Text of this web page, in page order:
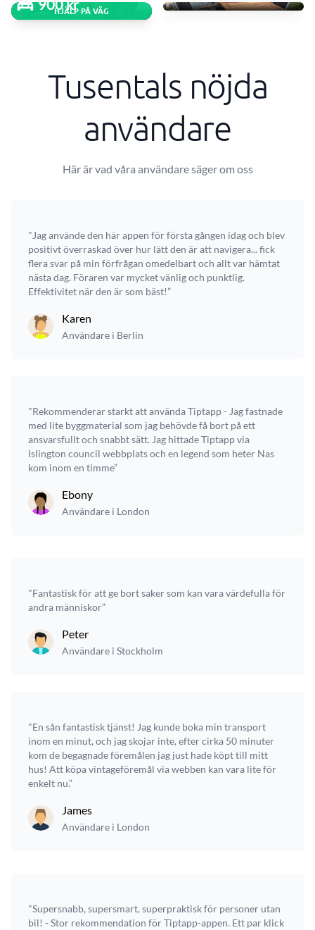
HJÄLP PÅ VÄG
900 kr
Tusentals nöjda
användare
Här är vad våra användare säger om oss
"Jag använde den här appen för första gången idag och blev
positivt överraskad över hur lätt den är att navigera... fick
flera svar på min förfrågan omedelbart och allt var hämtat
nästa dag. Föraren var mycket vänlig och punktlig.
Effektivitet när den är som bäst!”
Karen
Användare i Berlin
"Rekommenderar starkt att använda Tiptapp - Jag fastnade
med lite byggmaterial som jag behövde få bort på ett
ansvarsfullt och snabbt sätt. Jag hittade Tiptapp via
Islington council webbplats och en legend som heter Nas
kom inom en timme”
Ebony
Användare i London
"Fantastisk för att ge bort saker som kan vara värdefulla för
andra människor”
Peter
Användare i Stockholm
"En sån fantastisk tjänst! Jag kunde boka min transport
inom en minut, och jag skojar inte, efter cirka 50 minuter
kom de begagnade föremålen jag just hade köpt till mitt
hus! Att köpa vintageföremål via webben kan vara lite för
enkelt nu.”
James
Användare i London
"Supersnabb, supersmart, superpraktisk för personer utan
bil! - Stor rekommendation för Tiptapp-appen. Ett par klick